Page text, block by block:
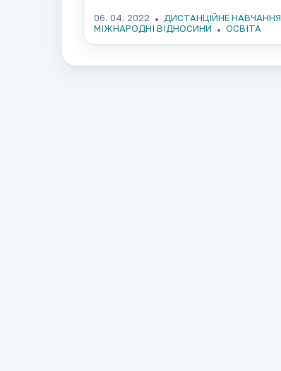
06. 04. 2022
ДИСТАНЦІЙНЕ НАВЧАННЯ
МІЖНАРОДНІ ВІДНОСИНИ
ОСВІТА